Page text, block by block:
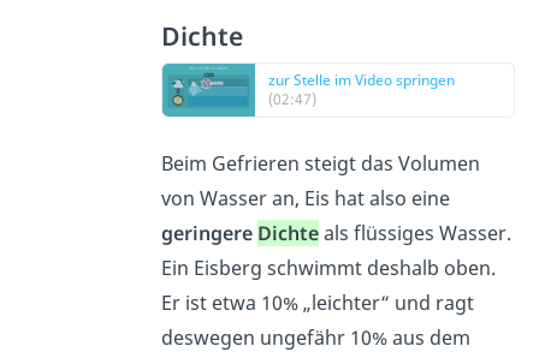
Dichte
zur Stelle im Video springen
(02:47)
Beim Gefrieren steigt das Volumen
von Wasser an, Eis hat also eine
geringere Dichteals flüssiges Wasser.
Ein Eisberg schwimmt deshalb oben.
Er ist etwa 10% „leichter“ und ragt
deswegen ungefähr 10% aus dem